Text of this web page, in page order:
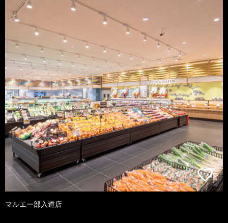
マルエー部入道店